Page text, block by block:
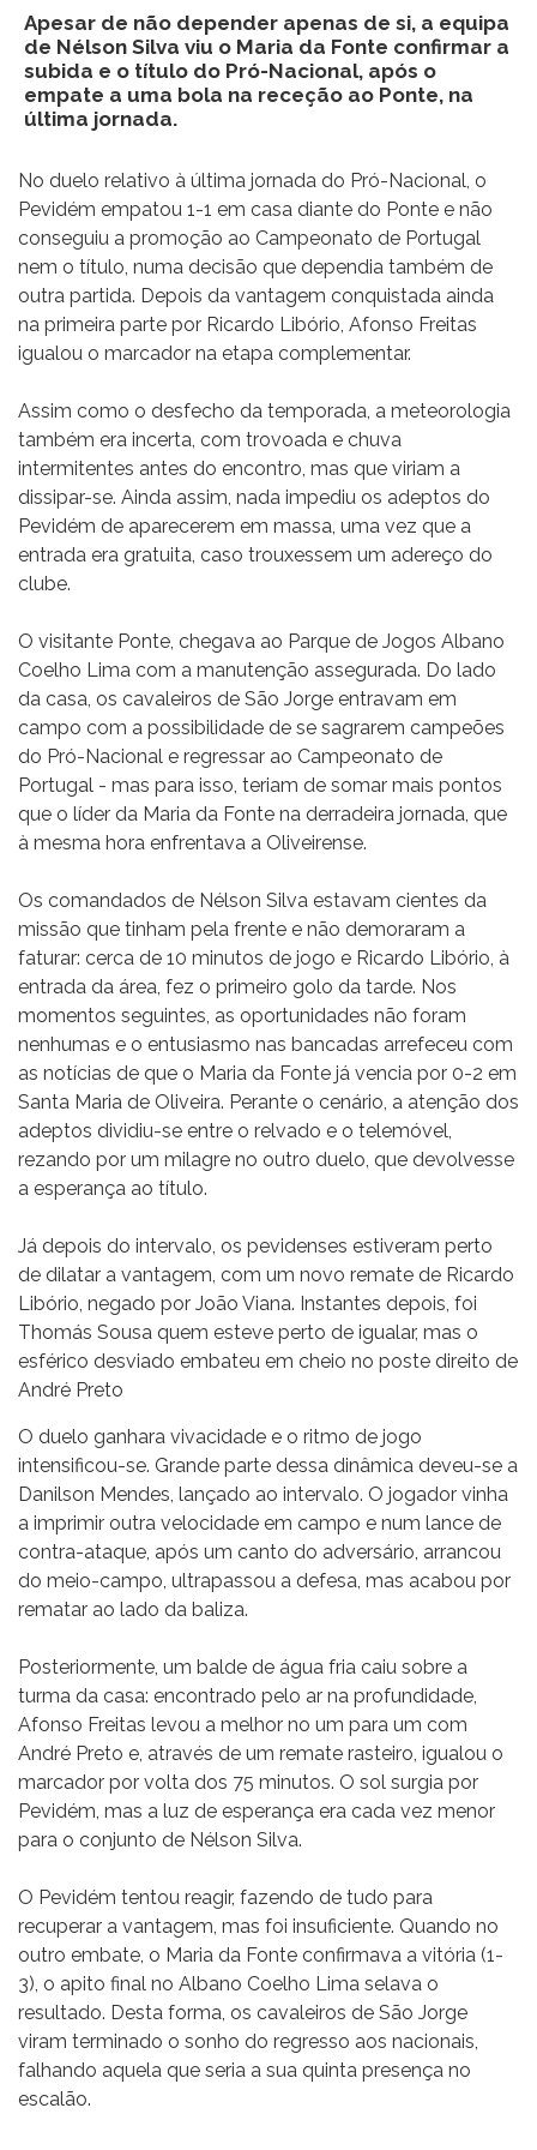
Apesar de não depender apenas de si, a equipa
de Nélson Silva viu o Maria da Fonte confirmar a
subida e o título do Pró-Nacional, após o
empate a uma bola na receção ao Ponte, na
última jornada.
No duelo relativo à última jornada do Pró-Nacional, o
Pevidém empatou 1-1 em casa diante do Ponte e não
conseguiu a promoção ao Campeonato de Portugal
nem o título, numa decisão que dependia também de
outra partida. Depois da vantagem conquistada ainda
na primeira parte por Ricardo Libório, Afonso Freitas
igualou o marcador na etapa complementar.
Assim como o desfecho da temporada, a meteorologia
também era incerta, com trovoada e chuva
intermitentes antes do encontro, mas que viriam a
dissipar-se. Ainda assim, nada impediu os adeptos do
Pevidém de aparecerem em massa, uma vez que a
entrada era gratuita, caso trouxessem um adereço do
clube.
O visitante Ponte, chegava ao Parque de Jogos Albano
Coelho Lima com a manutenção assegurada. Do lado
da casa, os cavaleiros de São Jorge entravam em
campo com a possibilidade de se sagrarem campeões
do Pró-Nacional e regressar ao Campeonato de
Portugal - mas para isso, teriam de somar mais pontos
que o líder da Maria da Fonte na derradeira jornada, que
à mesma hora enfrentava a Oliveirense.
Os comandados de Nélson Silva estavam cientes da
missão que tinham pela frente e não demoraram a
faturar: cerca de 10 minutos de jogo e Ricardo Libório, à
entrada da área, fez o primeiro golo da tarde. Nos
momentos seguintes, as oportunidades não foram
nenhumas e o entusiasmo nas bancadas arrefeceu com
as notícias de que o Maria da Fonte já vencia por 0-2 em
Santa Maria de Oliveira. Perante o cenário, a atenção dos
adeptos dividiu-se entre o relvado e o telemóvel,
rezando por um milagre no outro duelo, que devolvesse
a esperança ao título.
Já depois do intervalo, os pevidenses estiveram perto
de dilatar a vantagem, com um novo remate de Ricardo
Libório, negado por João Viana. Instantes depois, foi
Thomás Sousa quem esteve perto de igualar, mas o
esférico desviado embateu em cheio no poste direito de
André Preto
O duelo ganhara vivacidade e o ritmo de jogo
intensificou-se. Grande parte dessa dinâmica deveu-se a
Danilson Mendes, lançado ao intervalo. O jogador vinha
a imprimir outra velocidade em campo e num lance de
contra-ataque, após um canto do adversário, arrancou
do meio-campo, ultrapassou a defesa, mas acabou por
rematar ao lado da baliza.
Posteriormente, um balde de água fria caiu sobre a
turma da casa: encontrado pelo ar na profundidade,
Afonso Freitas levou a melhor no um para um com
André Preto e, através de um remate rasteiro, igualou o
marcador por volta dos 75 minutos. O sol surgia por
Pevidém, mas a luz de esperança era cada vez menor
para o conjunto de Nélson Silva.
O Pevidém tentou reagir, fazendo de tudo para
recuperar a vantagem, mas foi insuficiente. Quando no
outro embate, o Maria da Fonte confirmava a vitória (1-
3), o apito final no Albano Coelho Lima selava o
resultado. Desta forma, os cavaleiros de São Jorge
viram terminado o sonho do regresso aos nacionais,
falhando aquela que seria a sua quinta presença no
escalão.